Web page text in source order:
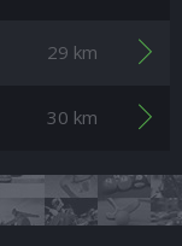
29 km
30 km